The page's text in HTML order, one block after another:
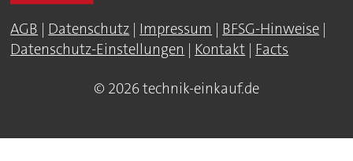
AGB | Datenschutz | Impressum | BFSG-Hinweise |
Datenschutz-Einstellungen | Kontakt | Facts
© 2026 technik-einkauf.de